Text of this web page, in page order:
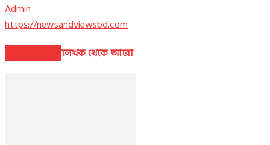
Admin
https://newsandviewsbd.com
লেখক থেকে আরো